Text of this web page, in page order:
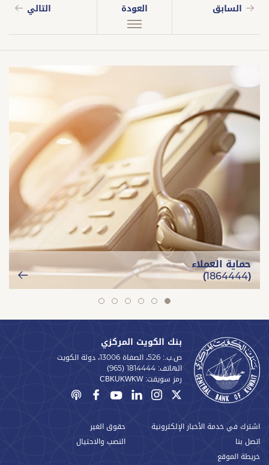
السابق العودة التالي
حماية العملاء
(1864444)
slide
slide
2
slide
slide
4
slide
5
slide
بنك الكويت المركزي
ص.ب.: 526، الصفاة 13006، دولة الكويت
الهاتف: (965) 1814444
رمز سويفت:CBKUKWKW
اشترك في خدمة الأخبار الإلكترونية
اتصل بنا
خريطة الموقع
حقوق الغير
النصب والاحتيال